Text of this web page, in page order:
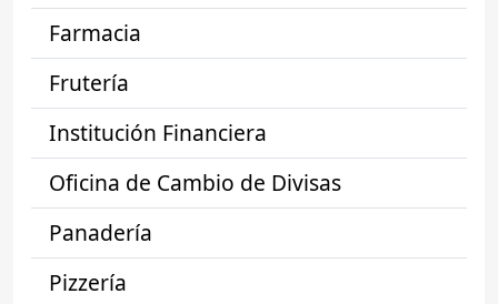
Farmacia
Frutería
Institución Financiera
Oficina de Cambio de Divisas
Panadería
Pizzería